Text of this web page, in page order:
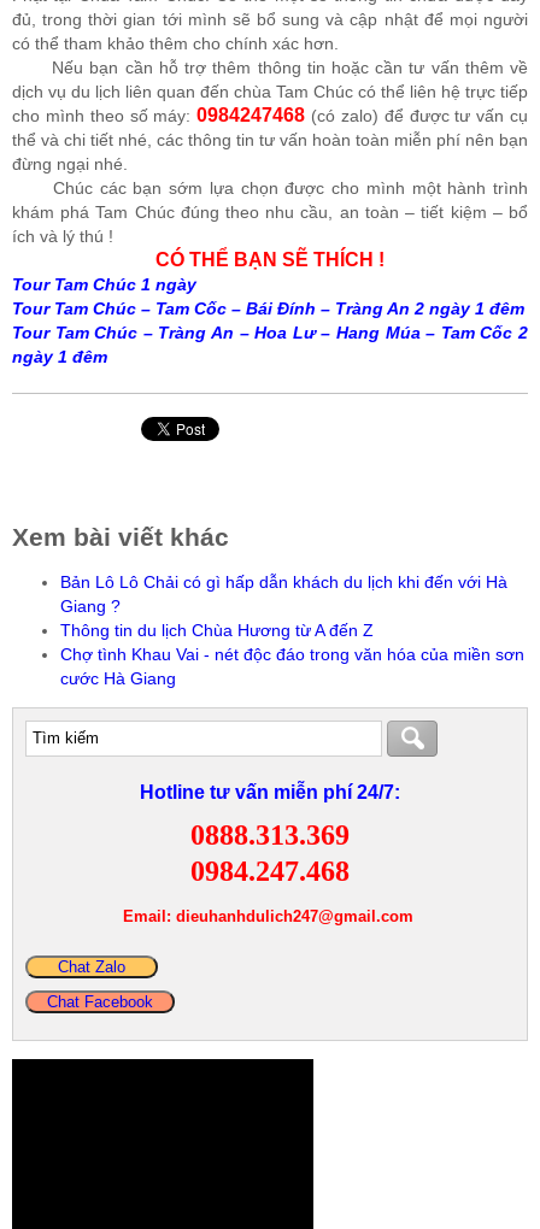
đủ, trong thời gian tới mình sẽ bổ sung và cập nhật để mọi người
có thể tham khảo thêm cho chính xác hơn.
Nếu bạn cần hỗ trợ thêm thông tin hoặc cần tư vấn thêm về
dịch vụ du lịch liên quan đến chùa Tam Chúc có thể liên hệ trực tiếp
cho mình theo số máy:0984247468 (có zalo) để được tư vấn cụ
thể và chi tiết nhé, các thông tin tư vấn hoàn toàn miễn phí nên bạn
đừng ngại nhé.
Chúc các bạn sớm lựa chọn được cho mình một hành trình
khám phá Tam Chúc đúng theo nhu cầu, an toàn – tiết kiệm – bổ
ích và lý thú !
CÓ THỂ BẠN SẼ THÍCH !
Tour Tam Chúc 1 ngày
Tour Tam Chúc – Tam Cốc – Bái Đính – Tràng An 2 ngày 1 đêm
Tour Tam Chúc – Tràng An – Hoa Lư – Hang Múa – Tam Cốc 2
ngày 1 đêm
Xem bài viết khác
Bản Lô Lô Chải có gì hấp dẫn khách du lịch khi đến với Hà
Giang ?
Thông tin du lịch Chùa Hương từ A đến Z
Chợ tình Khau Vai - nét độc đáo trong văn hóa của miền sơn
cước Hà Giang
Hotline tư vấn miễn phí 24/7:
0888.313.369
0984.247.468
Email: dieuhanhdulich247@gmail.com
Chat Zalo
Chat Facebook